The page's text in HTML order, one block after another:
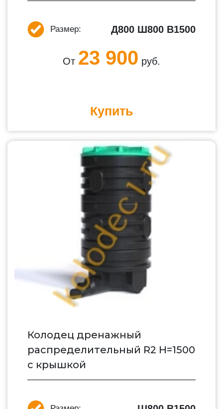
Размер: Д800 Ш800 В1500
От 23 900 руб.
Купить
Колодец дренажный
распределительный R2 H=1500
с крышкой